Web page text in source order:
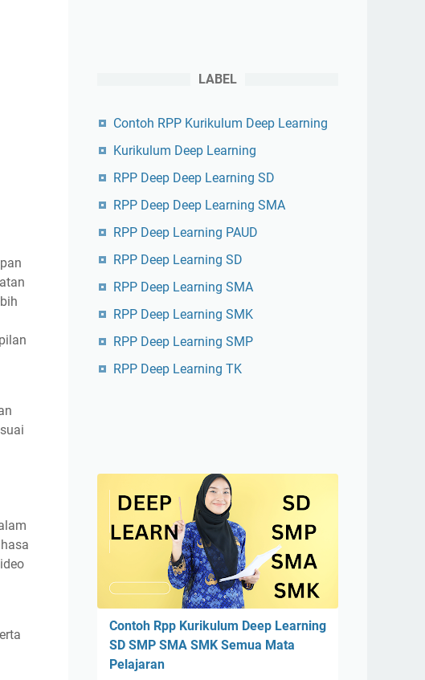
LABEL
Contoh RPP Kurikulum Deep Learning
Kurikulum Deep Learning
RPP Deep Deep Learning SD
RPP Deep Deep Learning SMA
RPP Deep Learning PAUD
RPP Deep Learning SD
RPP Deep Learning SMA
RPP Deep Learning SMK
RPP Deep Learning SMP
RPP Deep Learning TK
Contoh Rpp Kurikulum Deep Learning
SD SMP SMA SMK Semua Mata
Pelajaran